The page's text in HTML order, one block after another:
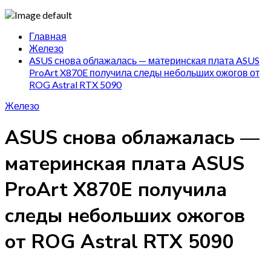
Главная
Железо
ASUS снова облажалась — материнская плата ASUS
ProArt X870E получила следы небольших ожогов от
ROG Astral RTX 5090
Железо
ASUS снова облажалась —
материнская плата ASUS
ProArt X870E получила
следы небольших ожогов
от ROG Astral RTX 5090